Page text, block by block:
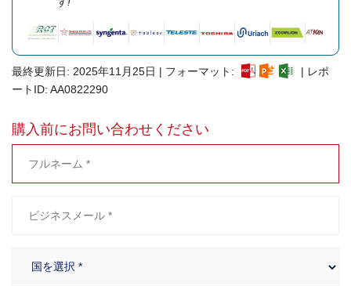
最終更新日: 2025年11月25日 | フォーマット:
| レポ
ートID: AA0822290
購入前にお問い合わせください